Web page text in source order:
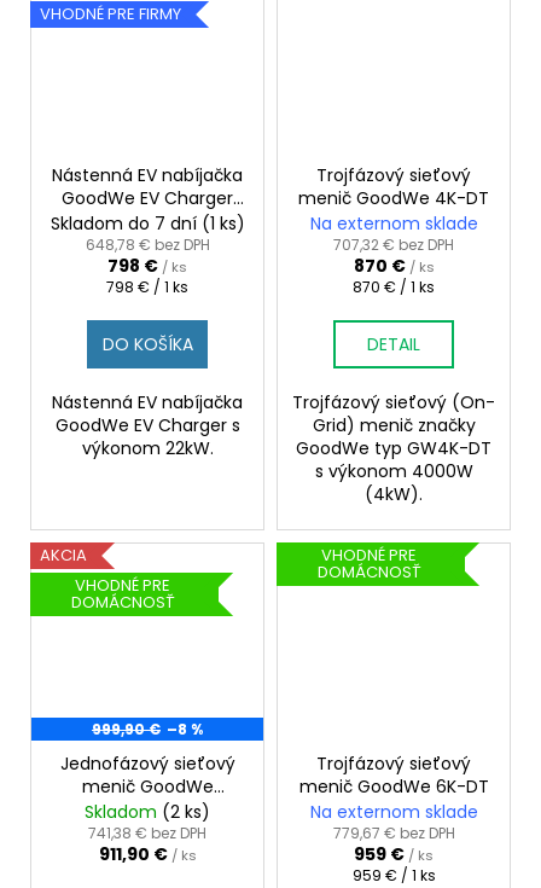
VHODNÉ PRE FIRMY
Nástenná EV nabíjačka
GoodWe EV Charger
22 kW
Skladom do 7 dní (1 ks)
648,78 € bez DPH
798 € / ks
Jednotková
798 € / 1 ks
DO KOŠÍKA
Nástenná EV nabíjačka
GoodWe EV Charger s
výkonom 22kW.
Trojfázový sieťový
menič GoodWe 4K-DT
Na externom sklade
707,32 € bez DPH
870 € / ks
Jednotková
870 € / 1 ks
DETAIL
Trojfázový sieťový (On-
Grid) menič značky
GoodWe typ GW4K-DT
s výkonom 4000W
(4kW).
AKCIA
VHODNÉ PRE
DOMÁCNOSŤ
999,90 € –8 %
Jednofázový sieťový
menič GoodWe
GW3600T-DS
Skladom (2 ks)
741,38 € bez DPH
911,90 € / ks
VHODNÉ PRE
DOMÁCNOSŤ
Trojfázový sieťový
menič GoodWe 6K-DT
Na externom sklade
779,67 € bez DPH
959 € / ks
Jednotková
959 € / 1 ks